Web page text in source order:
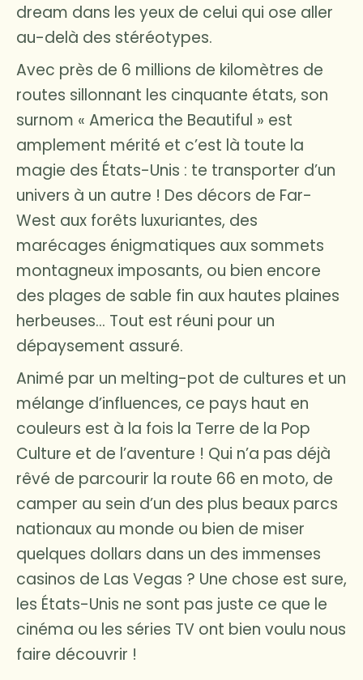
dream dans les yeux de celui qui ose aller
au-delà des stéréotypes.
Avec près de 6 millions de kilomètres de
routes sillonnant les cinquante états, son
surnom « America the Beautiful » est
amplement mérité et c’est là toute la
magie des États-Unis : te transporter d’un
univers à un autre ! Des décors de Far-
West aux forêts luxuriantes, des
marécages énigmatiques aux sommets
montagneux imposants, ou bien encore
des plages de sable fin aux hautes plaines
herbeuses… Tout est réuni pour un
dépaysement assuré.
Animé par un melting-pot de cultures et un
mélange d’influences, ce pays haut en
couleurs est à la fois la Terre de la Pop
Culture et de l’aventure ! Qui n’a pas déjà
rêvé de parcourir la route 66 en moto, de
camper au sein d’un des plus beaux parcs
nationaux au monde ou bien de miser
quelques dollars dans un des immenses
casinos de Las Vegas ? Une chose est sure,
les États-Unis ne sont pas juste ce que le
cinéma ou les séries TV ont bien voulu nous
faire découvrir !